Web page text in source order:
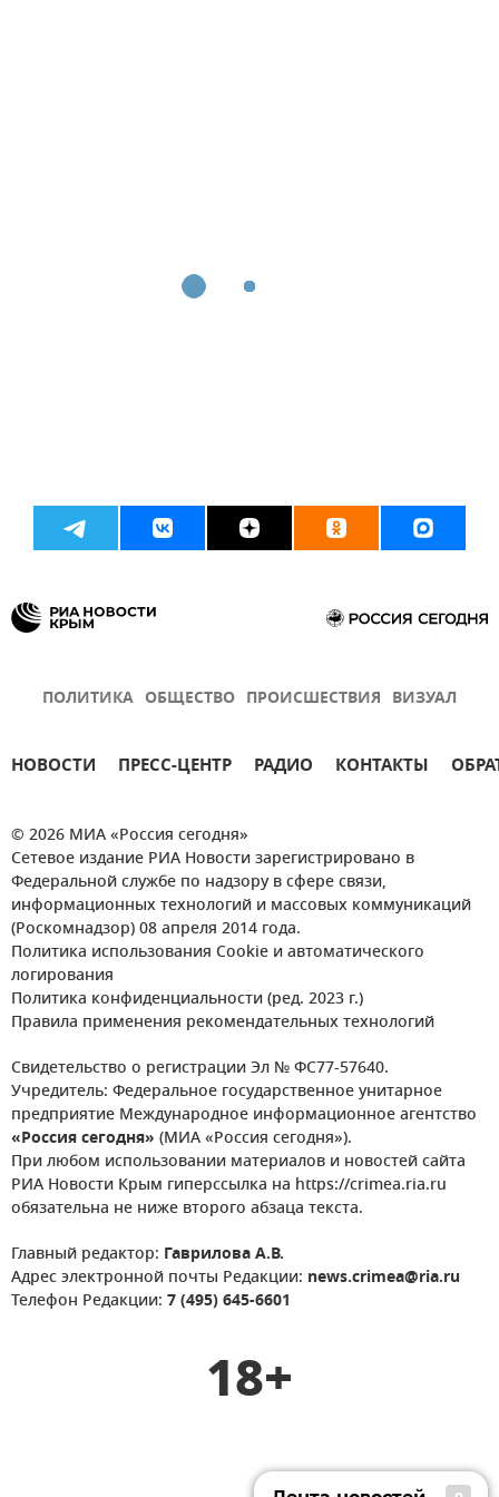
ПОЛИТИКА ОБЩЕСТВО ПРОИСШЕСТВИЯ ВИЗУАЛ
НОВОСТИ ПРЕСС-ЦЕНТР РАДИО КОНТАКТЫ
© 2026 МИА «Россия сегодня»
Сетевое издание РИА Новости зарегистрировано в
Федеральной службе по надзору в сфере связи,
информационных технологий и массовых коммуникаций
(Роскомнадзор) 08 апреля 2014 года.
Политика использования Cookie и автоматического
логирования
Политика конфиденциальности (ред. 2023 г.)
Правила применения рекомендательных технологий
Свидетельство о регистрации Эл № ФС77-57640.
Учредитель: Федеральное государственное унитарное
предприятие Международное информационное агентство
«Россия сегодня» (МИА «Россия сегодня»).
При любом использовании материалов и новостей сайта
РИА Новости Крым гиперссылка на https://crimea.ria.ru
обязательна не ниже второго абзаца текста.
Главный редактор: Гаврилова А.В.
Адрес электронной почты Редакции: news.crimea@ria.ru
Телефон Редакции: 7 (495) 645-6601
18+